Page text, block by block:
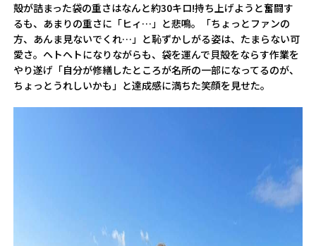
殻が詰まった袋の重さはなんと約30キロ!持ち上げようと奮闘す
るも、あまりの重さに「ヒィ…」と悲鳴。「ちょっとファンの
方、あんま見ないでくれ…」と恥ずかしがる姿は、たまらない可
愛さ。ヘトヘトになりながらも、袋を運んで貝殻をならす作業を
やり遂げ「自分が修繕したところが名所の一部になってるのが、
ちょっとうれしいかも」と達成感に満ちた笑顔を見せた。